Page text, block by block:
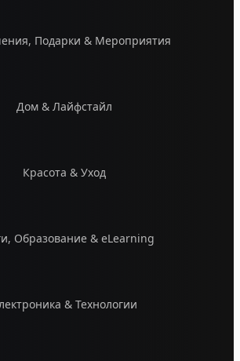
Подарки & Мероприятия
Дом & Лайфстайл
Красота & Уход
Образование & eLearning
& Технологии